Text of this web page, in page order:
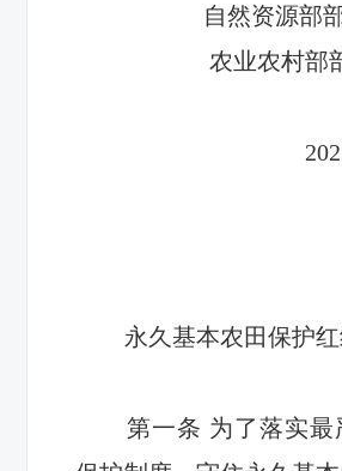
自然资源部
农业农村部
2025年8
永久基本农田保护
第一条 为了落实